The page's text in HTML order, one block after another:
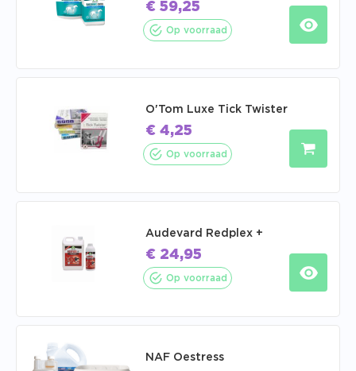
€ 59,25
Op voorraad
O'Tom Luxe Tick Twister
€ 4,25
Op voorraad
Audevard Redplex +
€ 24,95
Op voorraad
NAF Oestress